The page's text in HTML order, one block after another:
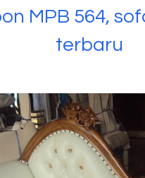
MPB 564,
terbaru